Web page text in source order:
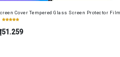
Cover Tempered Glass Screen Protector